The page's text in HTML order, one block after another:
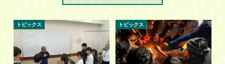
トピックス トピックス